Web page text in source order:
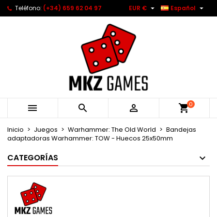
Teléfono: (+34) 659 62 04 97 Español 
EUR € 
   0
Inicio Juegos Warhammer: The Old World
Bandejas
adaptadoras Warhammer: TOW - Huecos 25x50mm
CATEGORÍAS